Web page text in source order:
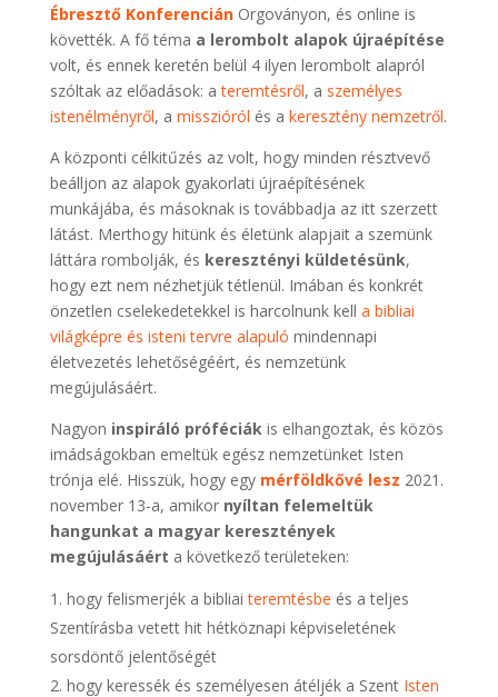
Ébresztő KonferenciánOrgoványon, és online is
követték. A fő téma a lerombolt alapok újraépítése
volt, és ennek keretén belül 4 ilyen lerombolt alapról
szóltak az előadások: a teremtésről, a személyes
istenélményről, a misszióról és a keresztény nemzetről.
A központi célkitűzés az volt, hogy minden résztvevő
beálljon az alapok gyakorlati újraépítésének
munkájába, és másoknak is továbbadja az itt szerzett
látást. Merthogy hitünk és életünk alapjait a szemünk
láttára rombolják, és keresztényi küldetésünk,
hogy ezt nem nézhetjük tétlenül. Imában és konkrét
önzetlen cselekedetekkel is harcolnunk kell a bibliai
világképre és isteni tervre alapuló mindennapi
életvezetés lehetőségéért, és nemzetünk
megújulásáért.
Nagyon inspiráló próféciákis elhangoztak, és közös
imádságokban emeltük egész nemzetünket Isten
trónja elé. Hisszük, hogy egy mérföldkővé lesz 2021.
november 13-a, amikor nyíltan felemeltük
hangunkat a magyar keresztények
megújulásáért a következő területeken:
hogy felismerjék a bibliai teremtésbe és a teljes
Szentírásba vetett hit hétköznapi képviseletének
sorsdöntő jelentőségét
hogy keressék és személyesen átéljék a Szent Isten